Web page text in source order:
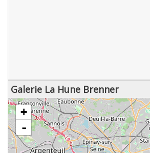
Galerie La Hune Brenner
chargement de la carte - veuillez patienter...
+
-